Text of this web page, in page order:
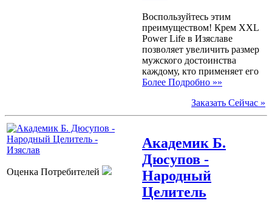
Воспользуйтесь этим
преимуществом! Крем XXL
Power Life в Изяславе
позволяет увеличить размер
мужского достоинства
каждому, кто применяет его
Более Подробно »»
Заказать Сейчас »
Оценка Потребителей
Академик Б.
Дюсупов -
Народный
Целитель